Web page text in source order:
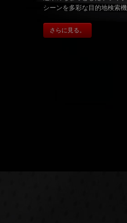
シーンを多彩な目的地検索
さらに見る。